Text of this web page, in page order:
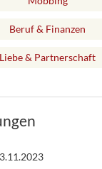
Beruf & Finanzen
Liebe & Partnerschaft